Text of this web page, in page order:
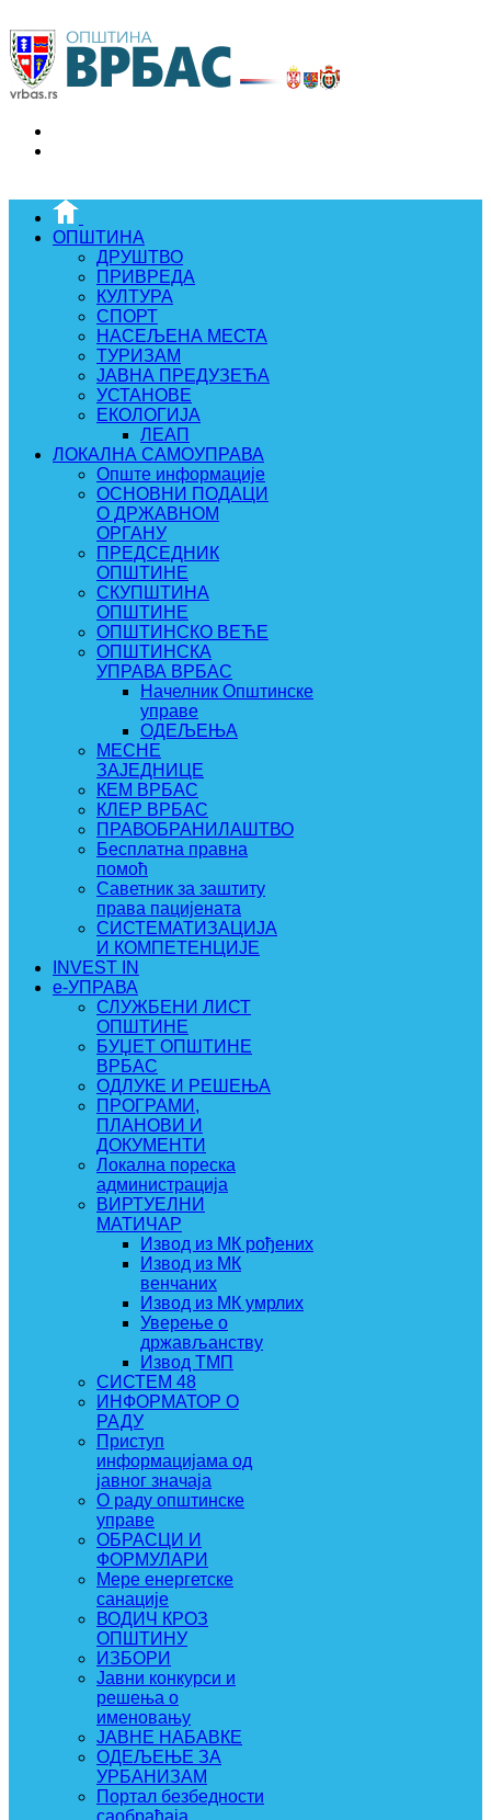
ОПШТИНА
ДРУШТВО
ПРИВРЕДА
КУЛТУРА
СПОРТ
НАСЕЉЕНА МЕСТА
ТУРИЗАМ
ЈАВНА ПРЕДУЗЕЋА
УСТАНОВЕ
ЕКОЛОГИЈА
ЛЕАП
ЛОКАЛНА САМОУПРАВА
Опште информације
ОСНОВНИ ПОДАЦИ
О ДРЖАВНОМ
ОРГАНУ
ПРЕДСЕДНИК
ОПШТИНЕ
СКУПШТИНА
ОПШТИНЕ
ОПШТИНСКО ВЕЋЕ
ОПШТИНСКА
УПРАВА ВРБАС
Начелник Општинске
управе
ОДЕЉЕЊА
МЕСНЕ
ЗАЈЕДНИЦЕ
КЕМ ВРБАС
КЛЕР ВРБАС
ПРАВОБРАНИЛАШТВО
Бесплатна правна
помоћ
Саветник за заштиту
права пацијената
СИСТЕМАТИЗАЦИЈА
И КОМПЕТЕНЦИЈЕ
INVEST IN
e-УПРАВА
СЛУЖБЕНИ ЛИСТ
ОПШТИНЕ
БУЏЕТ ОПШТИНЕ
ВРБАС
ОДЛУКЕ И РЕШЕЊА
ПРОГРАМИ,
ПЛАНОВИ И
ДОКУМЕНТИ
Локална пореска
администрација
ВИРТУЕЛНИ
МАТИЧАР
Извод из МК рођених
Извод из МК
венчаних
Извод из МК умрлих
Уверење о
држављанству
Извод ТМП
СИСТЕМ 48
ИНФОРМАТОР О
РАДУ
Приступ
информацијама од
јавног значаја
О раду општинске
управе
ОБРАСЦИ И
ФОРМУЛАРИ
Мере енергетске
санације
ВОДИЧ КРОЗ
ОПШТИНУ
ИЗБОРИ
Јавни конкурси и
решења о
именовању
ЈАВНЕ НАБАВКЕ
ОДЕЉЕЊЕ ЗА
УРБАНИЗАМ
Портал безбедности
саобраћаја